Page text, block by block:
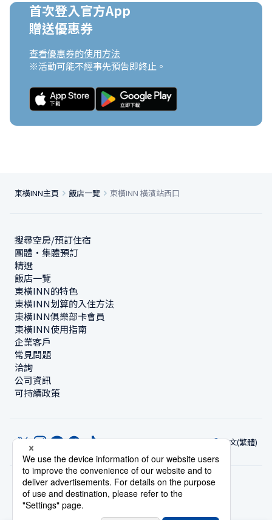
首次登入官方App
贈送優惠券
查看優惠券的使用方法
※活動可能不經事先預告即終止。
東橫INN主頁 飯店一覽 東橫INN 橫濱站西口
搜尋空房/預訂住宿
團體・集體預訂
精選
飯店一覽
東橫INN的特色
東橫INN划算的入住方法
東橫INN俱樂部卡會員
東橫INN使用指南
企業客戶
常見問題
洽詢
公司資訊
可持續政策
中文(繁體)
© Toyoko Inn Co., Ltd.
隱私設定隱私保護政策根據特定商業交易法的標示網站政策
帳號使用條款持卡會員條款